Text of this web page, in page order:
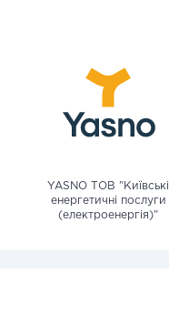
YASNO ТОВ "Київські
енергетичні послуги
(електроенергія)"